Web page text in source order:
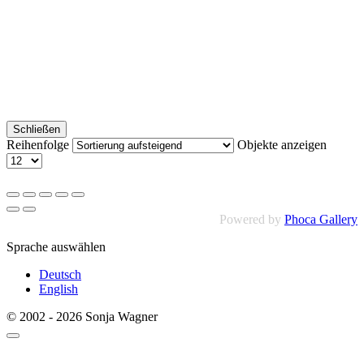
Schließen
Reihenfolge Objekte anzeigen
Powered by Phoca Gallery
Sprache auswählen
Deutsch
English
© 2002 - 2026 Sonja Wagner